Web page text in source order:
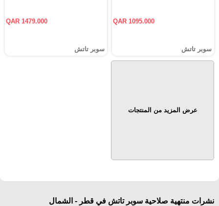
QAR 1095.000
سوبر تاتش
QAR 1479.000
سوبر تاتش
عرض المزيد من المنتجات
نشرات منتهية صلاحية سوبر تاتش في قطر - الشمال